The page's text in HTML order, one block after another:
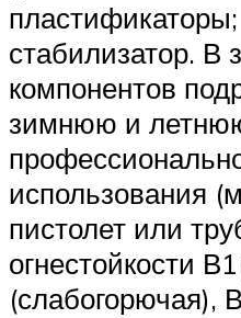
стабилизатор. В
компонентов
зимнюю и
использования
пистолет или
огнестойкости
(слабогорючая),